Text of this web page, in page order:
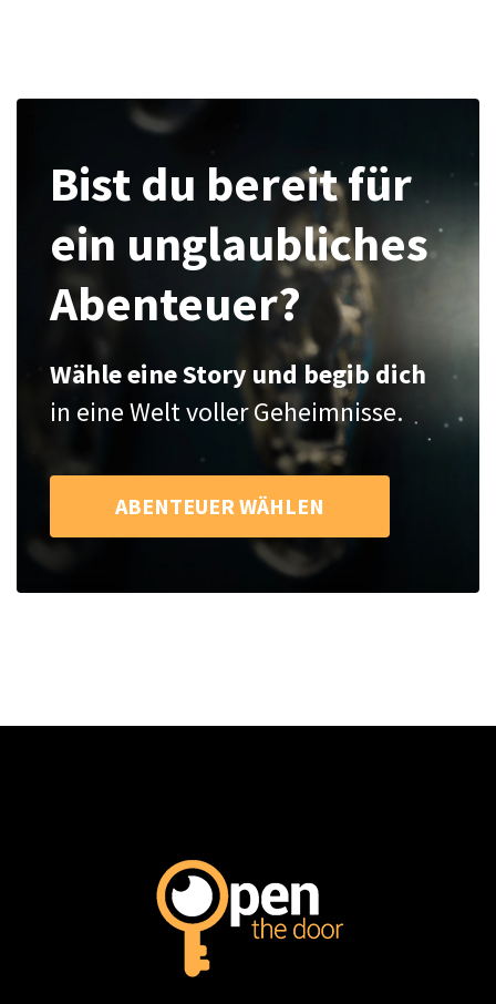
Bist du bereit für
ein unglaubliches
Abenteuer?
Wähle eine Story und begib dich
in eine Welt voller Geheimnisse.
ABENTEUER WÄHLEN